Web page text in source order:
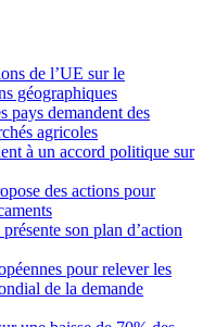
de l’UE sur le
géographiques
pays demandent des
agricoles
à un accord politique sur
des actions pour
son plan d’action
pour relever les
de la demande